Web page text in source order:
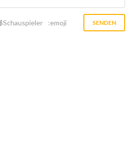
:emoji